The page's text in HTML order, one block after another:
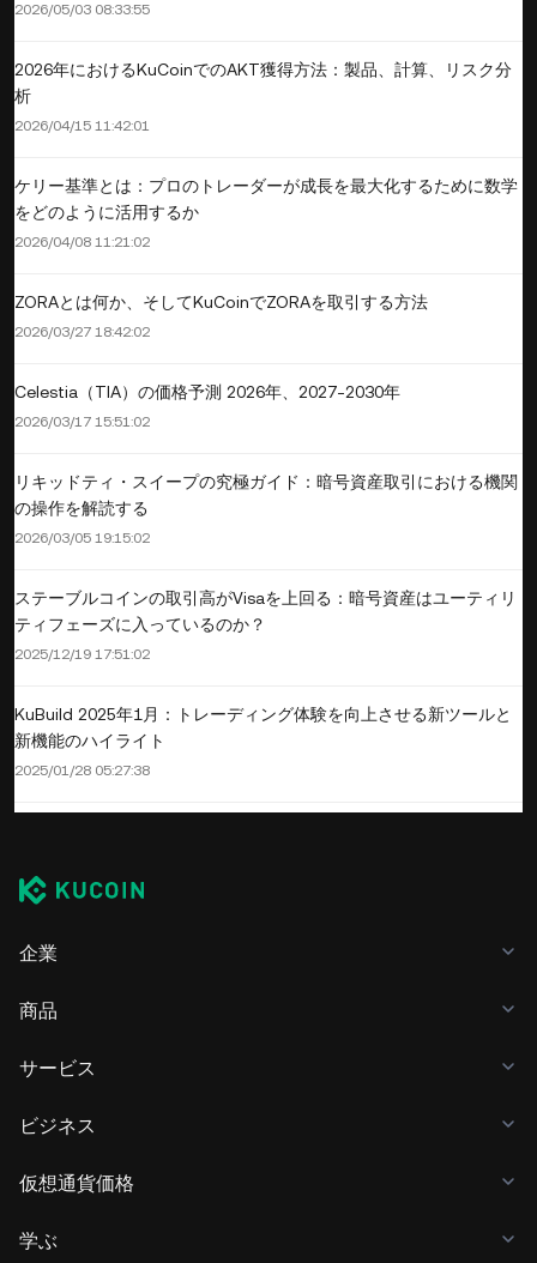
2026/05/03 08:33:55
2026年におけるKuCoinでのAKT獲得方法：製品、計算、リスク分
析
2026/04/15 11:42:01
ケリー基準とは：プロのトレーダーが成長を最大化するために数学
をどのように活用するか
2026/04/08 11:21:02
ZORAとは何か、そしてKuCoinでZORAを取引する方法
2026/03/27 18:42:02
Celestia（TIA）の価格予測 2026年、2027-2030年
2026/03/17 15:51:02
リキッドティ・スイープの究極ガイド：暗号資産取引における機関
の操作を解読する
2026/03/05 19:15:02
ステーブルコインの取引高がVisaを上回る：暗号資産はユーティリ
ティフェーズに入っているのか？
2025/12/19 17:51:02
KuBuild 2025年1月：トレーディング体験を向上させる新ツールと
新機能のハイライト
2025/01/28 05:27:38
企業
商品
サービス
ビジネス
仮想通貨価格
学ぶ